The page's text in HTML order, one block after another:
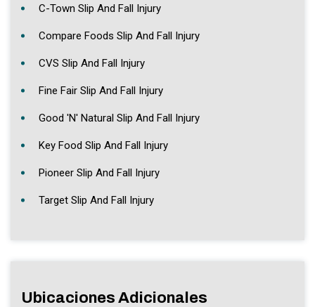
C-Town Slip And Fall Injury
Compare Foods Slip And Fall Injury
CVS Slip And Fall Injury
Fine Fair Slip And Fall Injury
Good 'N' Natural Slip And Fall Injury
Key Food Slip And Fall Injury
Pioneer Slip And Fall Injury
Target Slip And Fall Injury
Ubicaciones Adicionales